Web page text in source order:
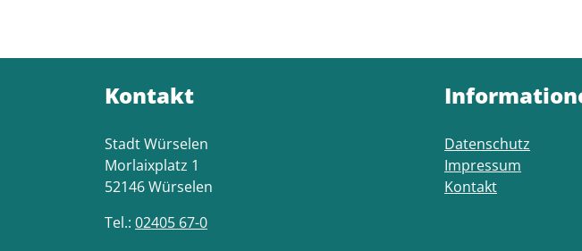
Kontakt
Stadt Würselen
Morlaixplatz 1
52146 Würselen
Tel.: 02405 67-0
Datenschutz
Impressum
Kontakt